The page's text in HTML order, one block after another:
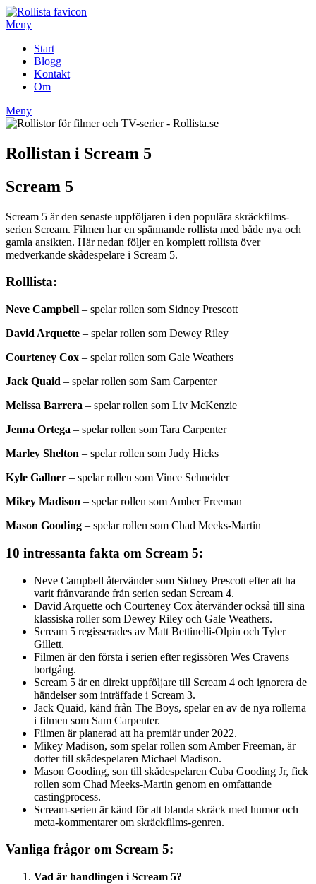
Hoppa
till
Meny
Start
Blogg
Kontakt
Om
Meny
Rollistan i Scream 5
Scream 5
Scream 5 är den senaste uppföljaren i den populära skräckfilms-
serien Scream. Filmen har en spännande rollista med både nya och
gamla ansikten. Här nedan följer en komplett rollista över
medverkande skådespelare i Scream 5.
Rolllista:
Neve Campbell – spelar rollen som Sidney Prescott
David Arquette – spelar rollen som Dewey Riley
Courteney Cox – spelar rollen som Gale Weathers
Jack Quaid – spelar rollen som Sam Carpenter
Melissa Barrera – spelar rollen som Liv McKenzie
Jenna Ortega – spelar rollen som Tara Carpenter
Marley Shelton – spelar rollen som Judy Hicks
Kyle Gallner – spelar rollen som Vince Schneider
Mikey Madison – spelar rollen som Amber Freeman
Mason Gooding – spelar rollen som Chad Meeks-Martin
10 intressanta fakta om Scream 5:
Neve Campbell återvänder som Sidney Prescott efter att ha
varit frånvarande från serien sedan Scream 4.
David Arquette och Courteney Cox återvänder också till sina
klassiska roller som Dewey Riley och Gale Weathers.
Scream 5 regisserades av Matt Bettinelli-Olpin och Tyler
Gillett.
Filmen är den första i serien efter regissören Wes Cravens
bortgång.
Scream 5 är en direkt uppföljare till Scream 4 och ignorera de
händelser som inträffade i Scream 3.
Jack Quaid, känd från The Boys, spelar en av de nya rollerna
i filmen som Sam Carpenter.
Filmen är planerad att ha premiär under 2022.
Mikey Madison, som spelar rollen som Amber Freeman, är
dotter till skådespelaren Michael Madison.
Mason Gooding, son till skådespelaren Cuba Gooding Jr, fick
rollen som Chad Meeks-Martin genom en omfattande
castingprocess.
Scream-serien är känd för att blanda skräck med humor och
meta-kommentarer om skräckfilms-genren.
Vanliga frågor om Scream 5:
Vad är handlingen i Scream 5?